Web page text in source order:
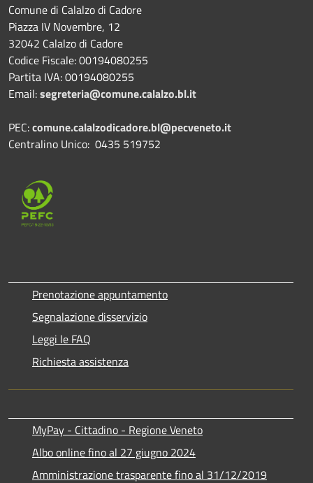
Comune di Calalzo di Cadore
Piazza IV Novembre, 12
32042 Calalzo di Cadore
Codice Fiscale: 00194080255
Partita IVA: 00194080255
Email:segreteria@comune.calalzo.bl.it
PEC:comune.calalzodicadore.bl@pecveneto.it
Centralino Unico: 0435 519752
Prenotazione appuntamento
Segnalazione disservizio
Leggi le FAQ
Richiesta assistenza
MyPay - Cittadino - Regione Veneto
Albo online fino al 27 giugno 2024
Amministrazione trasparente fino al 31/12/2019